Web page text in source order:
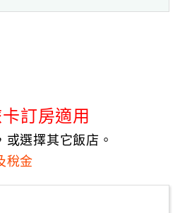
訂房適用
選擇其它飯店。
稅金